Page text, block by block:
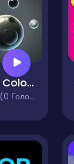
Two Colored Ballz
Голосів)